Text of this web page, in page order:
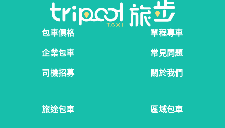
包車價格
單程專車
企業包車
常見問題
司機招募
關於我們
旅途包車 區域包車